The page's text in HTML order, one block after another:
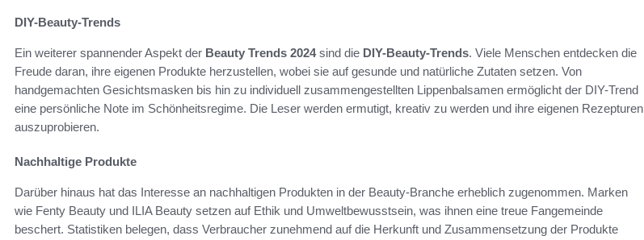
DIY-Beauty-Trends
Ein weiterer spannender Aspekt der Beauty Trends 2024sind die DIY-Beauty-Trends. Viele Menschen entdecken die
Freude daran, ihre eigenen Produkte herzustellen, wobei sie auf gesunde und natürliche Zutaten setzen. Von
handgemachten Gesichtsmasken bis hin zu individuell zusammengestellten Lippenbalsamen ermöglicht der DIY-Trend
eine persönliche Note im Schönheitsregime. Die Leser werden ermutigt, kreativ zu werden und ihre eigenen Rezepturen
auszuprobieren.
Nachhaltige Produkte
Darüber hinaus hat das Interesse an nachhaltigen Produkten in der Beauty-Branche erheblich zugenommen. Marken
wie Fenty Beauty und ILIA Beauty setzen auf Ethik und Umweltbewusstsein, was ihnen eine treue Fangemeinde
beschert. Statistiken belegen, dass Verbraucher zunehmend auf die Herkunft und Zusammensetzung der Produkte